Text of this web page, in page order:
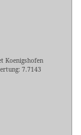
Koenigshofen
7.7143